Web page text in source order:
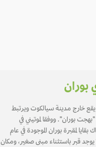
بوران
خارج مدينة سيالكوت ويرتبط
"بهجت بوران". ووفقا لموتيني في
لمقبرة بوران الموجودة في عام
لا يوجد قبر باستثناء مبنى صغير، ومكان